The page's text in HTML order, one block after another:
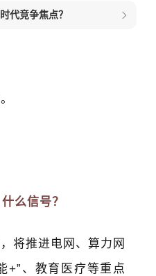
代竞争焦点？
么信号？
将推进电网、算力网
+”、教育医疗等重点